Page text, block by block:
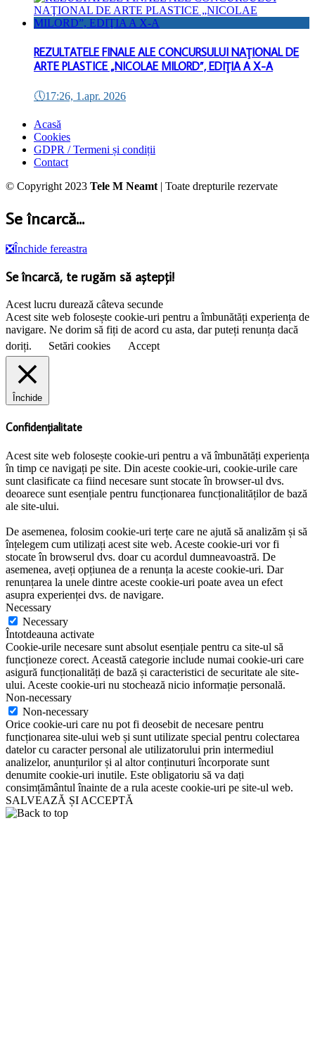
REZULTATELE FINALE ALE CONCURSULUI NAŢIONAL DE
ARTE PLASTICE „NICOLAE MILORD”, EDIŢIA A X-A
🕔17:26, 1.apr. 2026
Acasă
Cookies
GDPR / Termeni și condiții
Contact
© Copyright 2023 Tele M Neamt | Toate drepturile rezervate
Se încarcă...
❎Închide fereastra
Se încarcă, te rugăm să aștepți!
Acest lucru durează câteva secunde
Acest site web folosește cookie-uri pentru a îmbunătăți experiența de
navigare. Ne dorim să fiți de acord cu asta, dar puteți renunța dacă
doriți.
Setări cookies Accept
Închide
Confidențialitate
Acest site web folosește cookie-uri pentru a vă îmbunătăți experiența
în timp ce navigați pe site. Din aceste cookie-uri, cookie-urile care
sunt clasificate ca fiind necesare sunt stocate în browser-ul dvs.
deoarece sunt esențiale pentru funcționarea funcționalităților de bază
ale site-ului.
De asemenea, folosim cookie-uri terțe care ne ajută să analizăm și să
înțelegem cum utilizați acest site web. Aceste cookie-uri vor fi
stocate în browserul dvs. doar cu acordul dumneavoastră. De
asemenea, aveți opțiunea de a renunța la aceste cookie-uri. Dar
renunțarea la unele dintre aceste cookie-uri poate avea un efect
asupra experienței dvs. de navigare.
Necessary
Necessary
Întotdeauna activate
Cookie-urile necesare sunt absolut esențiale pentru ca site-ul să
funcționeze corect. Această categorie include numai cookie-uri care
asigură funcționalități de bază și caracteristici de securitate ale site-
ului. Aceste cookie-uri nu stochează nicio informație personală.
Non-necessary
Non-necessary
Orice cookie-uri care nu pot fi deosebit de necesare pentru
funcționarea site-ului web și sunt utilizate special pentru colectarea
datelor cu caracter personal ale utilizatorului prin intermediul
analizelor, anunțurilor și al altor conținuturi încorporate sunt
denumite cookie-uri inutile. Este obligatoriu să va dați
consimțământul înainte de a rula aceste cookie-uri pe site-ul web.
SALVEAZĂ ȘI ACCEPTĂ